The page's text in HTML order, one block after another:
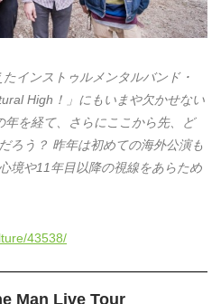
インストゥルメンタルバンド・
High！」にもいまや欠かせない
を経て、さらにここから先、ど
ろう？ 昨年は初めての海外公演も
境や11年目以降の視線をあらため
43538/
Man Live Tour